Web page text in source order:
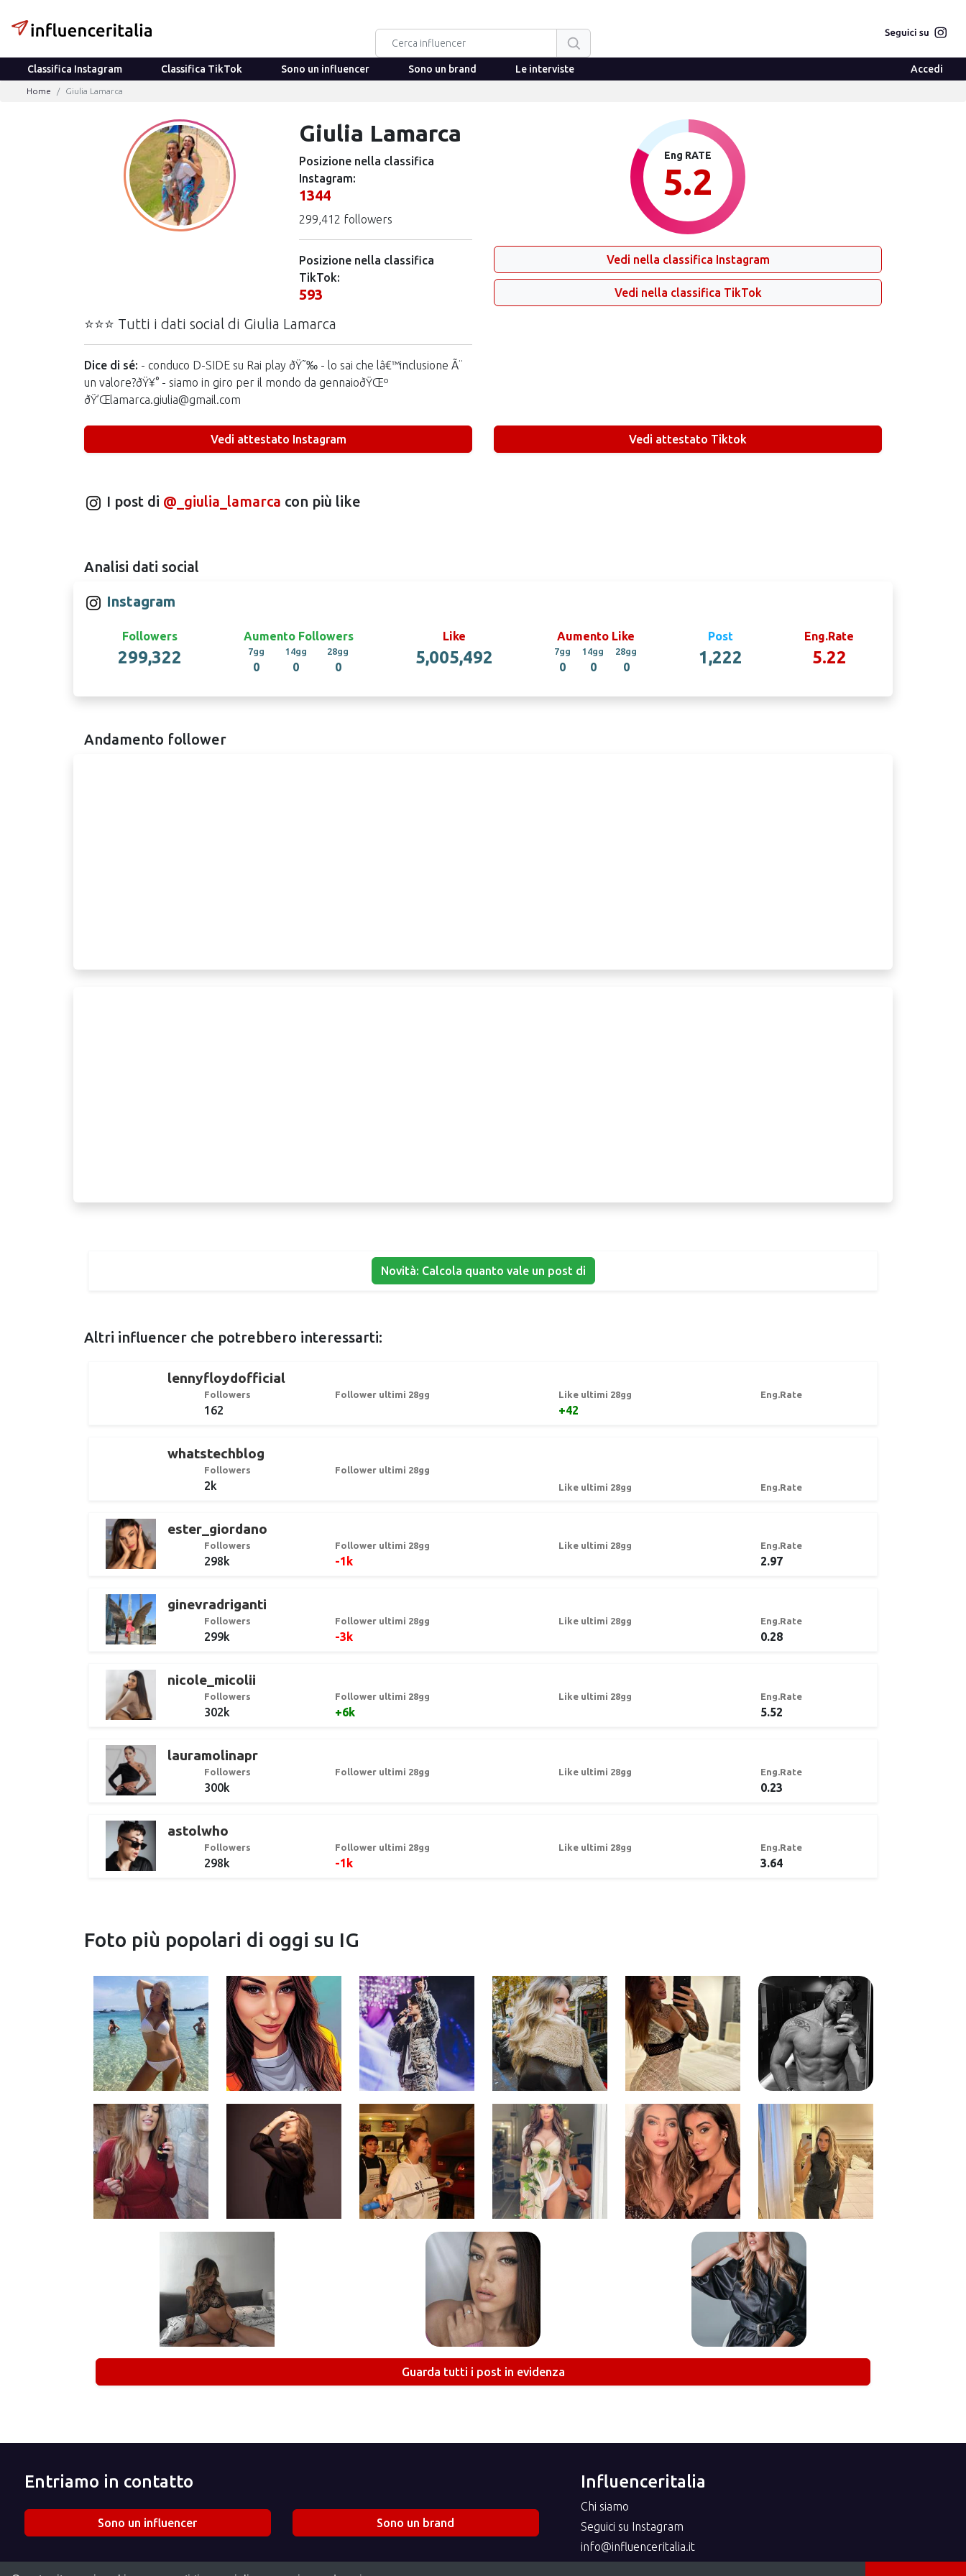
Classifica Instagram Classifica TikTok Sono un influencer Sono un brand Le interviste Accedi
Home Giulia Lamarca
Giulia Lamarca
Posizione nella classifica
Instagram:
1344
299,412 followers
Posizione nella classifica
TikTok:
593
⭐⭐⭐ Tutti i dati social di Giulia Lamarca
Dice di sé: - conduco D-SIDE su Rai play ðŸ˜‰ - lo sai che lâ€™inclusione Ã¨
un valore?ðŸ¥° - siamo in giro per il mondo da gennaioðŸŒº
ðŸ’Œlamarca.giulia@gmail.com
Eng RATE
5.2
Vedi nella classifica Instagram
Vedi nella classifica TikTok
Vedi attestato Instagram Vedi attestato Tiktok
I post di @_giulia_lamarca con più like
Analisi dati social
Instagram
Followers
299,322
Aumento Followers
7gg
0
14gg
0
28gg
0
Like
5,005,492
Aumento Like
7gg
0
14gg
0
28gg
0
Post
1,222
Eng.Rate
5.22
Andamento follower
Novità: Calcola quanto vale un post di
Altri influencer che potrebbero interessarti:
lennyfloydofficial
Followers
162
Follower ultimi 28gg Like ultimi 28gg
+42
Eng.Rate
whatstechblog
Followers
2k
Follower ultimi 28gg
Like ultimi 28gg
Eng.Rate
ester_giordano
Followers
298k
Follower ultimi 28gg
-1k
Like ultimi 28gg Eng.Rate
2.97
ginevradriganti
Followers
299k
Follower ultimi 28gg
-3k
Like ultimi 28gg Eng.Rate
0.28
nicole_micolii
Followers
302k
Follower ultimi 28gg
+6k
Like ultimi 28gg Eng.Rate
5.52
lauramolinapr
Followers
300k
Follower ultimi 28gg Like ultimi 28gg Eng.Rate
0.23
astolwho
Followers
298k
Follower ultimi 28gg
-1k
Like ultimi 28gg Eng.Rate
3.64
Foto più popolari di oggi su IG
Guarda tutti i post in evidenza
Entriamo in contatto
Sono un influencer Sono un brand
Influenceritalia
Chi siamo
Seguici su Instagram
info@influenceritalia.it